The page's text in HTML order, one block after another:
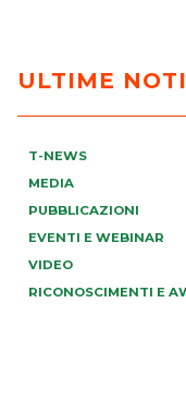
ULTIME
T-NEWS
MEDIA
PUBBLICAZIONI
EVENTI E WEBINAR
VIDEO
RICONOSCIMENTI E